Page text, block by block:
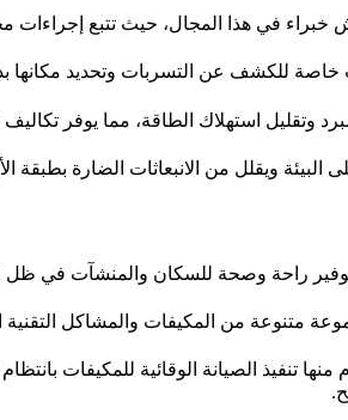
في هذا المجال، حيث تتبع إجراءات
للكشف عن التسربات وتحديد مكانها
وتقليل استهلاك الطاقة، مما يوفر
ويقلل من الانبعاثات الضارة بطبقة
راحة وصحة للسكان والمنشآت في ظل
متنوعة من المكيفات والمشاكل التقنية
تنفيذ الصيانة الوقائية للمكيفات